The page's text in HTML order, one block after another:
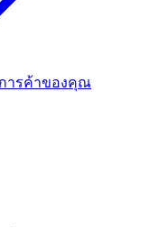
ารค้าของคุณ